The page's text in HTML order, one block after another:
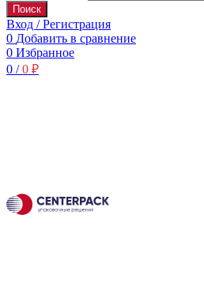
Поиск
Вход / Регистрация
0 Добавить в сравнение
0 Избранное
0 / 0 ₽